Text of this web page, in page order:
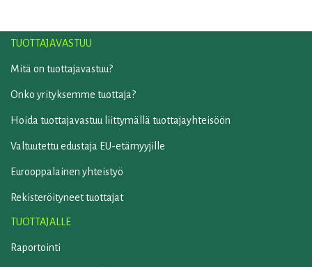
TUOTTAJAVASTUU
Mitä on tuottajavastuu?
Onko yrityksemme tuottaja?
Hoida tuottajavastuu liittymällä tuottajayhteisöön
Valtuutettu edustaja EU-etämyyjille
Eurooppalainen yhteistyö
Rekisteröityneet tuottajat
TUOTTAJALLE
Raportointi